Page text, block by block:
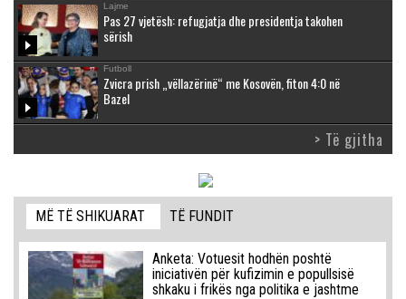
Lajme
Pas 27 vjetësh: refugjatja dhe presidentja takohen
sërish
Futboll
Zvicra prish „vëllazërinë“ me Kosovën, fiton 4:0 në
Bazel
> Të gjitha
MË TË SHIKUARAT TË FUNDIT
Anketa: Votuesit hodhën poshtë
iniciativën për kufizimin e popullsisë
shkaku i frikës nga politika e jashtme